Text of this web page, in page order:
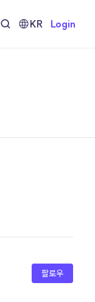
KR Login
팔로우